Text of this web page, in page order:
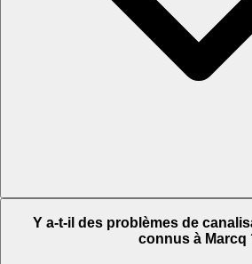
Y a-t-il des problèmes de
connus à Marcq